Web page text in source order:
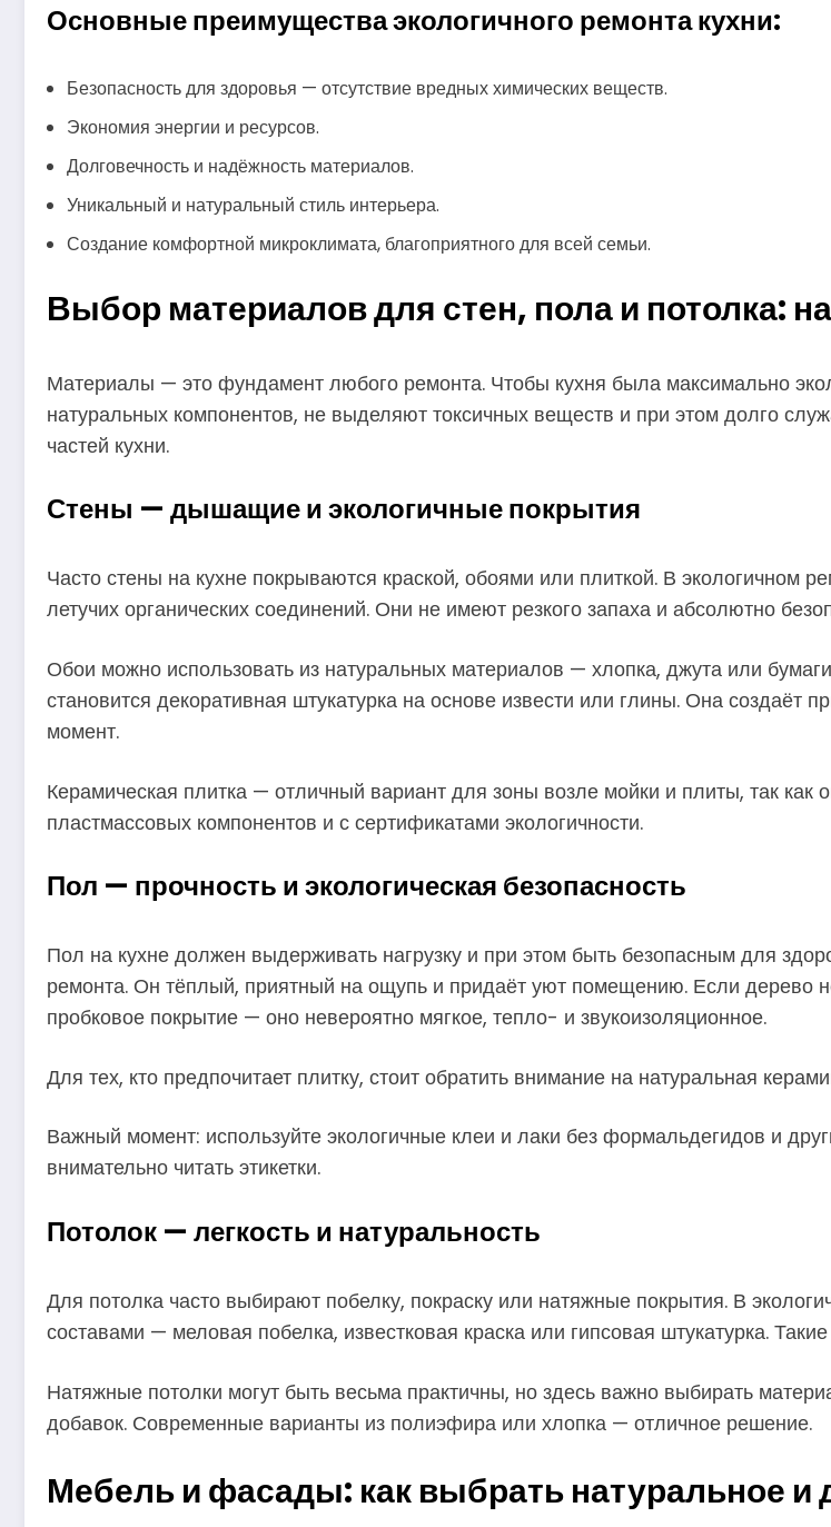
Основные преимущества экологичного ремонта кухни:
Безопасность для здоровья — отсутствие вредных химических веществ.
Экономия энергии и ресурсов.
Долговечность и надёжность материалов.
Уникальный и натуральный стиль интерьера.
Создание комфортной микроклимата, благоприятного для всей семьи.
Выбор материалов для стен, пола и потолка:
Материалы — это фундамент любого ремонта. Чтобы кухня была максимально
натуральных компонентов, не выделяют токсичных веществ и при этом долго
частей кухни.
Стены — дышащие и экологичные покрытия
Часто стены на кухне покрываются краской, обоями или плиткой. В экологичном
летучих органических соединений. Они не имеют резкого запаха и абсолютно
Обои можно использовать из натуральных материалов — хлопка, джута или
становится декоративная штукатурка на основе извести или глины. Она
момент.
Керамическая плитка — отличный вариант для зоны возле мойки и плиты, так как
пластмассовых компонентов и с сертификатами экологичности.
Пол — прочность и экологическая безопасность
Пол на кухне должен выдерживать нагрузку и при этом быть безопасным для
ремонта. Он тёплый, приятный на ощупь и придаёт уют помещению. Если дерево
пробковое покрытие — оно невероятно мягкое, тепло- и звукоизоляционное.
Для тех, кто предпочитает плитку, стоит обратить внимание на натуральная
Важный момент: используйте экологичные клеи и лаки без формальдегидов и
внимательно читать этикетки.
Потолок — легкость и натуральность
Для потолка часто выбирают побелку, покраску или натяжные покрытия. В
составами — меловая побелка, известковая краска или гипсовая штукатурка.
Натяжные потолки могут быть весьма практичны, но здесь важно выбирать
добавок. Современные варианты из полиэфира или хлопка — отличное решение.
Мебель и фасады: как выбрать натуральное и